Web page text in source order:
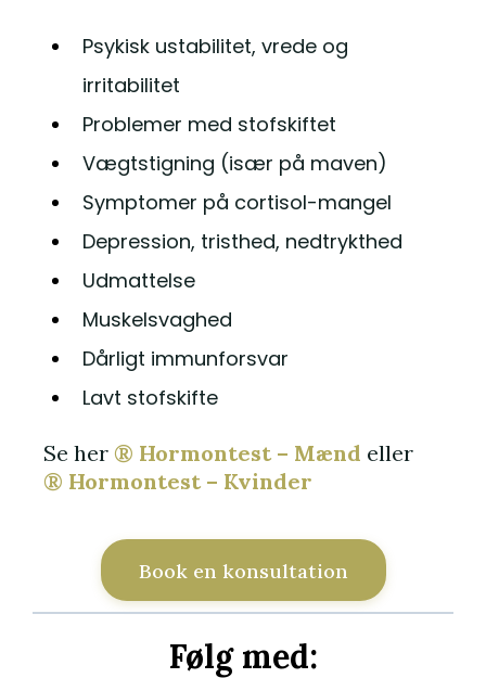
Psykisk ustabilitet, vrede og
irritabilitet
Problemer med stofskiftet
Vægtstigning (især på maven)
Symptomer på cortisol-mangel
Depression, tristhed, nedtrykthed
Udmattelse
Muskelsvaghed
Dårligt immunforsvar
Lavt stofskifte
Se her ® Hormontest – Mænd eller
® Hormontest – Kvinder
Book en konsultation
Følg med: